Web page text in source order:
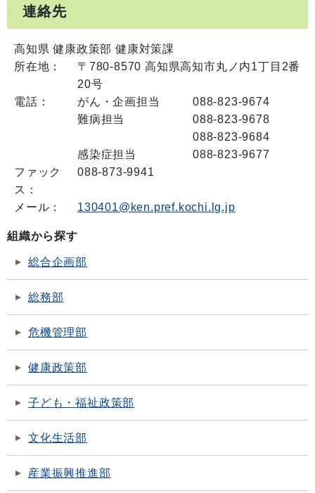
連絡先
高知県 健康政策部 健康対策課
所在地：
〒780-8570 高知県高知市丸ノ内1丁目2番
20号
電話：
がん・企画担当
088-823-9674
難病担当
088-823-9678
088-823-9684
感染症担当
088-823-9677
ファック
ス：
088-873-9941
メール： 130401@ken.pref.kochi.lg.jp
組織から探す
総合企画部
総務部
危機管理部
健康政策部
子ども・福祉政策部
文化生活部
産業振興推進部